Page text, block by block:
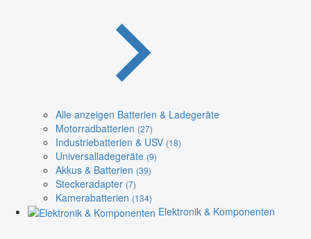
Alle anzeigen Batterien & Ladegeräte
Motorradbatterien (27)
Industriebatterien & USV (18)
Universalladegeräte (9)
Akkus & Batterien (39)
Steckeradapter (7)
Kamerabatterien (134)
Elektronik & Komponenten